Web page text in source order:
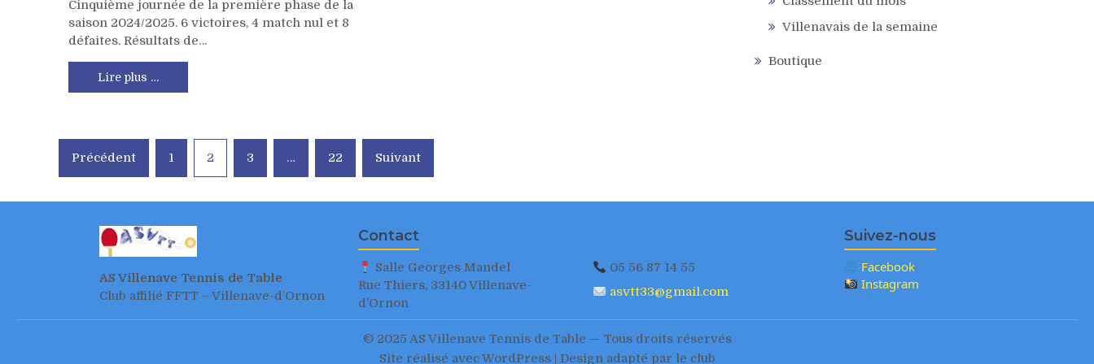
Cinquième journée de la première phase de la
saison 2024/2025. 6 victoires, 4 match nul et 8
défaites. Résultats de…
Lire plus …
Pagination
des
publications
Précédent 1 2 3 … 22 Suivant
Villenavais de la semaine
Boutique
AS Villenave Tennis de Table
Club affilié FFTT – Villenave-d’Ornon
Contact
Salle Georges Mandel
Rue Thiers, 33140 Villenave-
d’Ornon
05 56 87 14 55
asvtt33@gmail.com
Suivez-nous
Facebook
Instagram
© 2025 AS Villenave Tennis de Table — Tous droits réservés
Site réalisé avec WordPress | Design adapté par le club